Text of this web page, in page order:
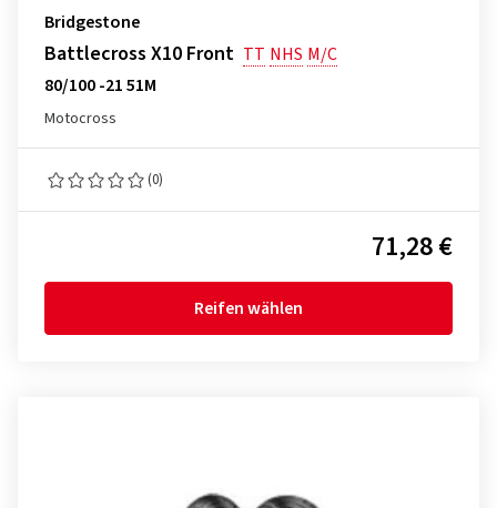
Bridgestone
Battlecross X10 Front TT NHS M/C
80/100 -21 51M
Motocross
(0)
71,28 €
Reifen wählen